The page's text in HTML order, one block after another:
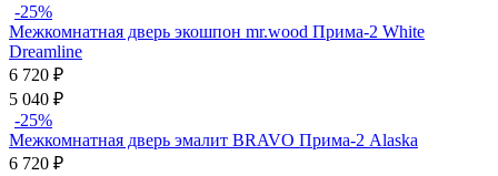
-25%
Межкомнатная дверь экошпон mr.wood Прима-2 White
Dreamline
6 720 ₽
5 040 ₽
-25%
Межкомнатная дверь эмалит BRAVO Прима-2 Alaska
6 720 ₽